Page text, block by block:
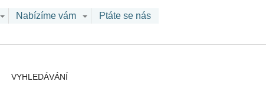
Nabízíme vám Ptáte se nás
VYHLEDÁVÁNÍ